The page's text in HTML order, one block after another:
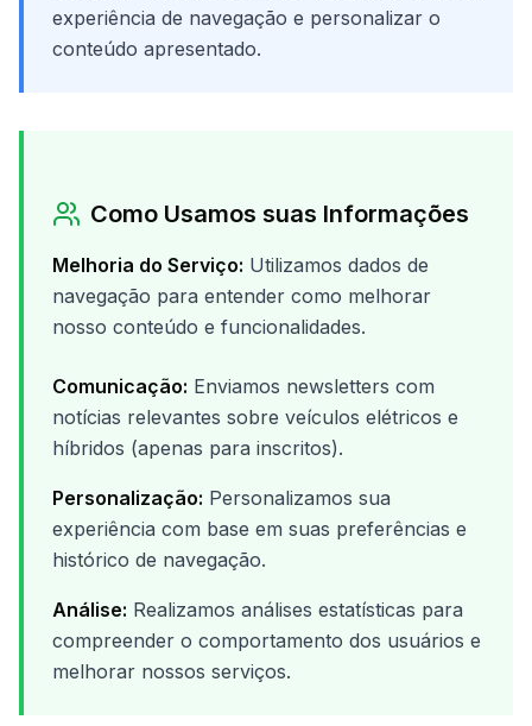
experiência de navegação e personalizar o
conteúdo apresentado.
Como Usamos suas Informações
Melhoria do Serviço: Utilizamos dados de
navegação para entender como melhorar
nosso conteúdo e funcionalidades.
Comunicação: Enviamos newsletters com
notícias relevantes sobre veículos elétricos e
híbridos (apenas para inscritos).
Personalização: Personalizamos sua
experiência com base em suas preferências e
histórico de navegação.
Análise: Realizamos análises estatísticas para
compreender o comportamento dos usuários e
melhorar nossos serviços.